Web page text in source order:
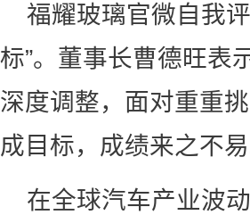
福耀玻璃官微自我
标”。董事长曹德旺表
深度调整，面对重重
成目标，成绩来之不易
在全球汽车产业波